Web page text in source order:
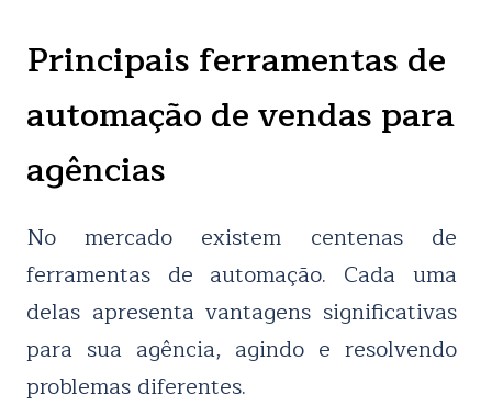
Principais ferramentas de
automação de vendas para
agências
No mercado existem centenas de
ferramentas de automação. Cada uma
delas apresenta vantagens significativas
para sua agência, agindo e resolvendo
problemas diferentes.